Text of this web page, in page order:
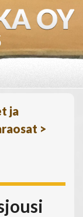
ja
>